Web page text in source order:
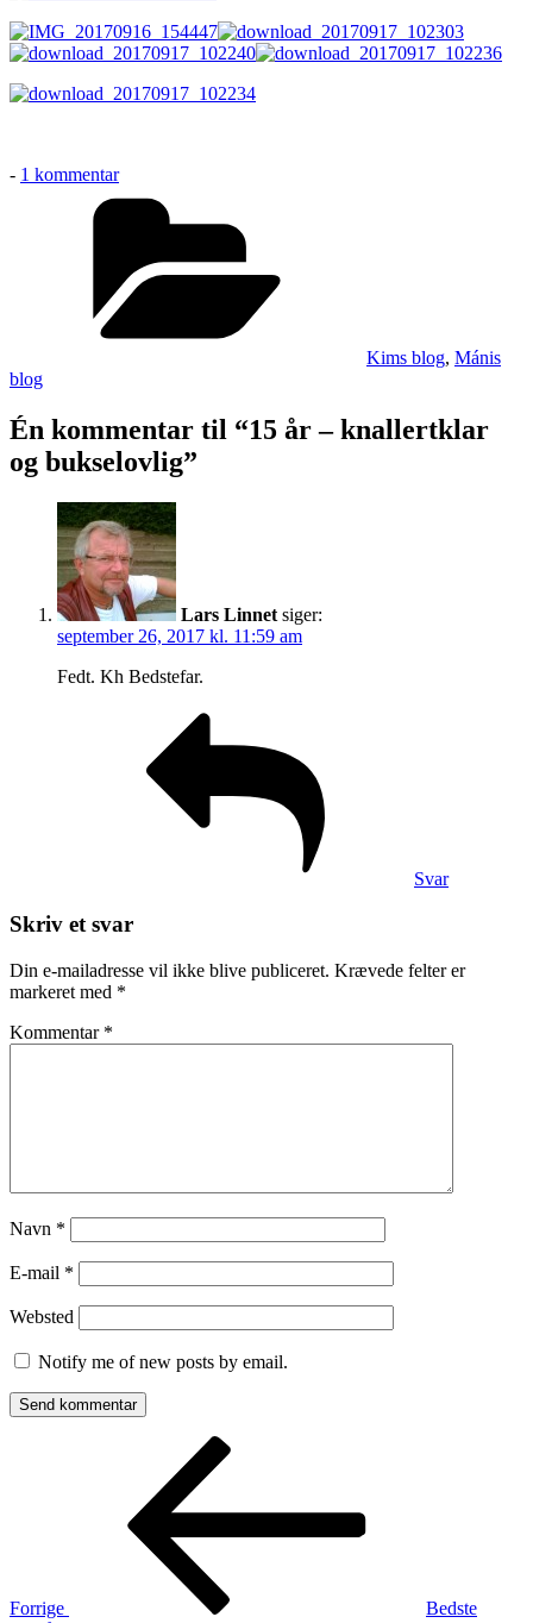
- 1 kommentartil
15
knallertklar
og
bukselovlig
Kims blog, Mánis
blog
Én kommentar til “15 år – knallertklar
og bukselovlig”
Lars Linnet siger:
september 26, 2017 kl. 11:59 am
Fedt. Kh Bedstefar.
Svar
Skriv et svar
Din e-mailadresse vil ikke blive publiceret. Krævede felter er
markeret med *
Kommentar *
Navn *
E-mail *
Websted
Notify me of new posts by email.
Indlægsnavigation
Forrige
Bedste